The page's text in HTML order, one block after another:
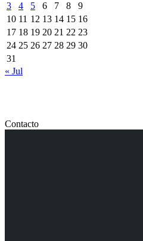
3
4 5 6 7 8
9
10 11 12 13 14 15 16
17 18 19 20 21 22 23
24 25 26 27 28 29 30
31
« Jul
Contacto